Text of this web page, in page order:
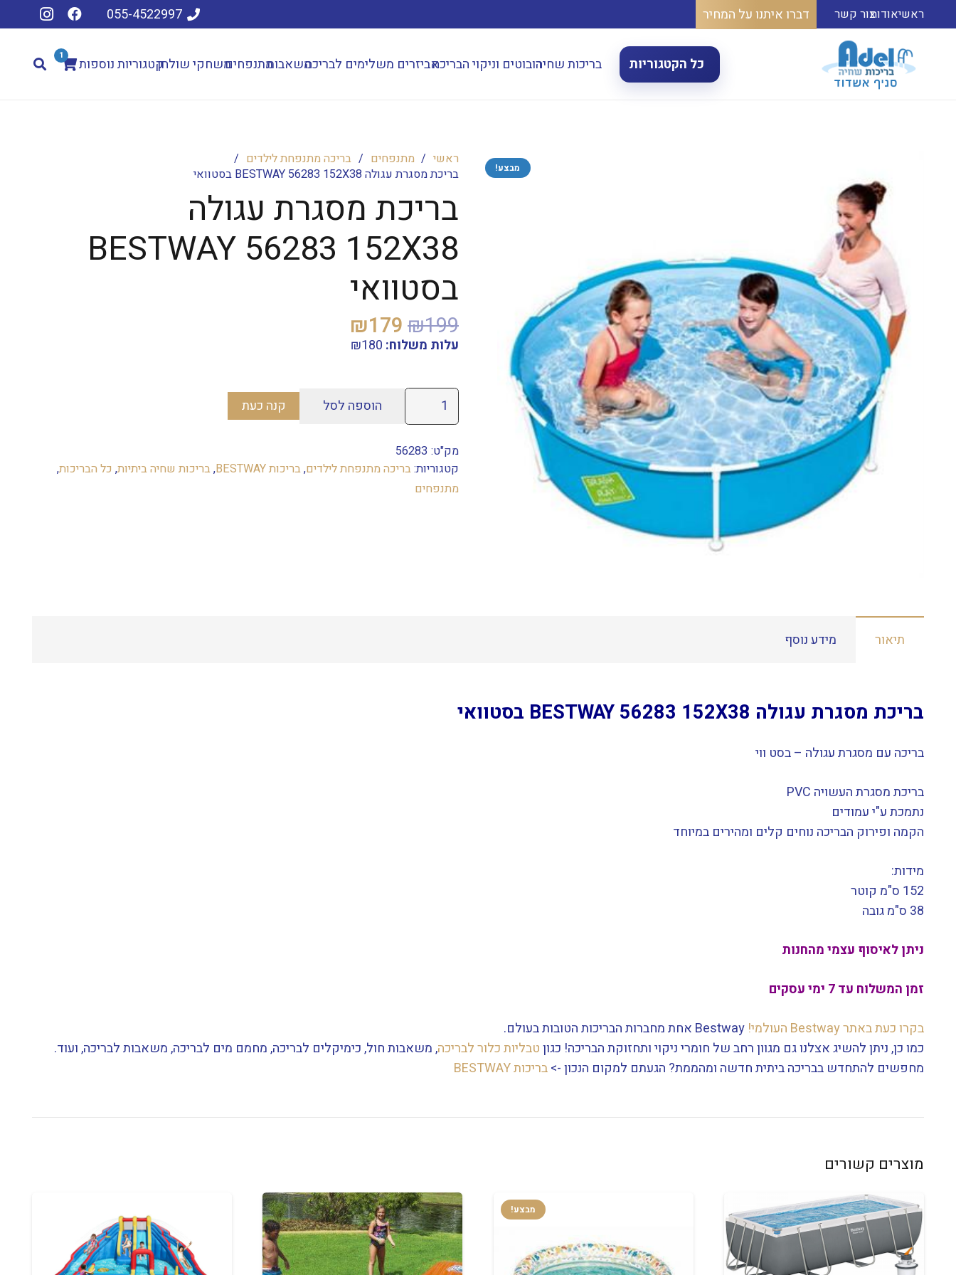
ראשיאודותצור קשר דברו איתנו על המחיר 055-4522997
כל הקטגוריות בריכות שחיהרובוטים וניקוי הבריכהאביזרים משלימים לבריכהמשאבותמתנפחיםמשחקי שולחןקטגוריות נוספות 1
מבצע!
ראשי / מתנפחים / בריכה מתנפחת לילדים /
בריכת מסגרת עגולה BESTWAY 56283 152X38 בסטוואי
בריכת מסגרת עגולה
BESTWAY 56283 152X38
בסטוואי
₪199 המחיר
המקורי
₪179
₪179.
עלות משלוח: ₪180
כמות
של
מסגרת
עגולה
BESTWAY
הוספה לסל קנה כעת
מק"ט: 56283
קטגוריות:בריכה מתנפחת לילדים,בריכות BESTWAY ,בריכות שחיה ביתיות, כל הבריכות,
מתנפחים
תיאור מידע נוסף
בריכת מסגרת עגולה BESTWAY 56283 152X38 בסטוואי
בריכה עם מסגרת עגולה – בסט ווי
בריכת מסגרת העשויה PVC
נתמכת ע"י עמודים
הקמה ופירוק הבריכה נוחים קלים ומהירים במיוחד
מידות:
152 ס"מ קוטר
38 ס"מ גובה
ניתן לאיסוף עצמי מהחנות
זמן המשלוח עד 7 ימי עסקים
בקרו כעת באתר Bestway העולמי!
כמו כן, ניתן להשיג אצלנו גם מגוון רחב של חומרי ניקוי ותחזוקת הבריכה! כגוןטבליות כלור לבריכה, משאבות חול, כימיקלים לבריכה, מחמם מים לבריכה, משאבות לבריכה, ועוד.
מחפשים להתחדש בבריכה ביתית חדשה ומהממת? הגעתם למקום הנכון ->בריכות BESTWAY
מוצרים קשורים
מבצע!